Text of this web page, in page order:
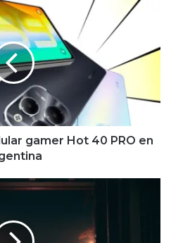
gamer Hot 40 PRO en